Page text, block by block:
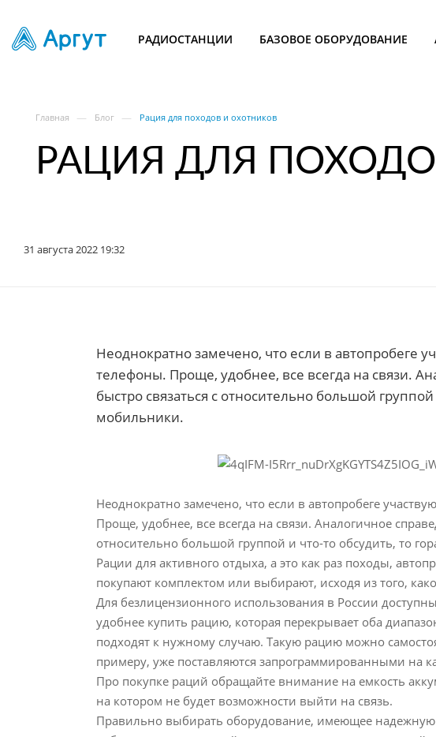
РАДИОСТАНЦИИ БАЗОВОЕ ОБОРУДОВАНИЕ
Главная — Блог — Рация для походов и охотников
РАЦИЯ ДЛЯ
31 августа 2022 19:32
Неоднократно замечено, что если в автопробеге
телефоны. Проще, удобнее, все всегда на связи.
быстро связаться с относительно большой
мобильники.
Неоднократно замечено, что если в автопробеге
Проще, удобнее, все всегда на связи. Аналогичное
относительно большой группой и что-то обсудить, то
Рации для активного отдыха, а это как раз походы,
покупают комплектом или выбирают, исходя из того,
Для безлицензионного использования в России
удобнее купить рацию, которая перекрывает оба
подходят к нужному случаю. Такую рацию можно
примеру, уже поставляются запрограммированными на
Про покупке раций обращайте внимание на емкость
на котором не будет возможности выйти на связь.
Правильно выбирать оборудование, имеющее надежную